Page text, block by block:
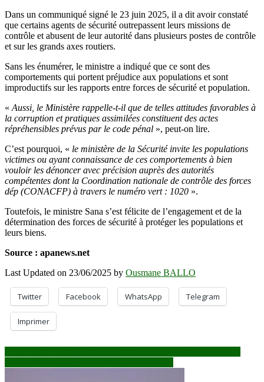
Dans un communiqué signé le 23 juin 2025, il a dit avoir constaté
que certains agents de sécurité outrepassent leurs missions de
contrôle et abusent de leur autorité dans plusieurs postes de contrôle
et sur les grands axes routiers.
Sans les énumérer, le ministre a indiqué que ce sont des
comportements qui portent préjudice aux populations et sont
improductifs sur les rapports entre forces de sécurité et population.
« Aussi, le Ministère rappelle-t-il que de telles attitudes favorables à
la corruption et pratiques assimilées constituent des actes
répréhensibles prévus par le code pénal », peut-on lire.
C’est pourquoi, « le ministère de la Sécurité invite les populations
victimes ou ayant connaissance de ces comportements à bien
vouloir les dénoncer avec précision auprès des autorités
compétentes dont la Coordination nationale de contrôle des forces
dép (CONACFP) à travers le numéro vert : 1020 ».
Toutefois, le ministre Sana s’est félicite de l’engagement et de la
détermination des forces de sécurité à protéger les populations et
leurs biens.
Source : apanews.net
Last Updated on 23/06/2025 by Ousmane BALLO
Twitter Facebook WhatsApp Telegram
Imprimer
Navigation
de